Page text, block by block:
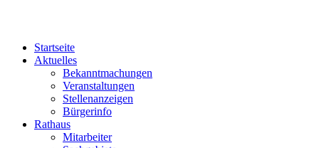
Startseite
Aktuelles
Bekanntmachungen
Veranstaltungen
Stellenanzeigen
Bürgerinfo
Rathaus
Mitarbeiter